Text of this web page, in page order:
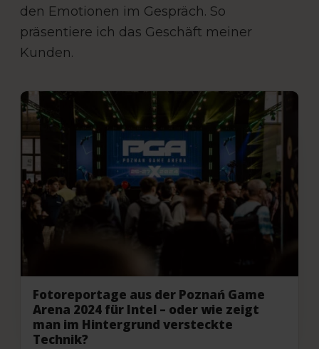
den Emotionen im Gespräch. So
präsentiere ich das Geschäft meiner
Kunden.
Fotoreportage aus der Poznań Game
Arena 2024 für Intel – oder wie zeigt
man im Hintergrund versteckte
Technik?